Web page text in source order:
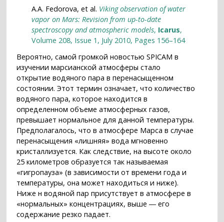
A.A. Fedorova, et al. Viking observation of water
vapor on Mars: Revision from up-to-date
spectroscopy and atmospheric models, Icarus,
Volume 208, Issue 1, July 2010, Pages 156–164
Вероятно, самой громкой новостью SPICAM в
изучении марсианской атмосферы стало
открытие водяного пара в перенасыщенном
состоянии. Этот термин означает, что количество
водяного пара, которое находится в
определенном объеме атмосферных газов,
превышает нормальное для данной температуры.
Предполагалось, что в атмосфере Марса в случае
перенасыщения «лишняя» вода мгновенно
кристаллизуется. Как следствие, на высоте около
25 километров образуется так называемая
«гигропауза» (в зависимости от времени года и
температуры, она может находиться и ниже).
Ниже н водяной пар присутствует в атмосфере в
«нормальных» концентрациях, выше ― его
содержание резко падает.